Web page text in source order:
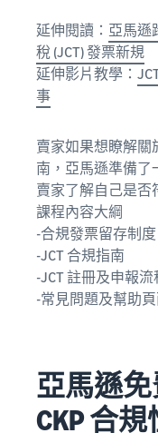
延伸閱讀： 亞馬遜
稅 (JCT) 發票新規
延伸影片教學：
事
賣家如果想瞭解關
南，亞馬遜準備了
賣家了解自己是否
課程內容大綱
-合規發票留存制度
-JCT 合規指南
-JCT 註冊及申報
-常見問題及幫助
亞馬遜免
CKP 合